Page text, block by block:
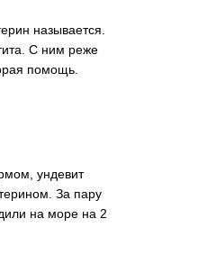
называется.
С ним реже
помощь.
ундевит
За пару
на море на 2